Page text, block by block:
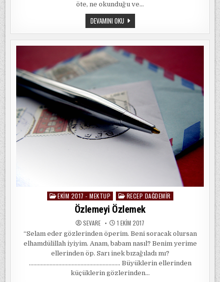
öte, ne okunduğu ve…
DEVAMINI OKUGURBETIN
SESI:
MEKTUP
Posted
EKIM 2017 - MEKTUP RECEP DAĞDEMIR
Özlemeyi Özlemek
SEVARE 1 EKIM 2017
“Selam eder gözlerinden öperim. Beni soracak olursan
elhamdülillah iyiyim. Anam, babam nasıl? Benim yerime
ellerinden öp. Sarı inek bızağıladı mı?
…………………………………………………….. Büyüklerin ellerinden
küçüklerin gözlerinden…